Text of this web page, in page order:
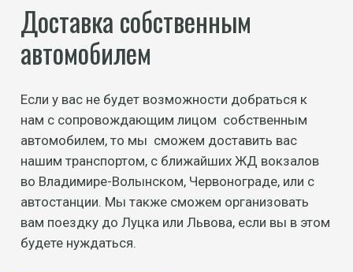
Доставка собственным
автомобилем
Если у вас не будет возможности добраться к
нам с сопровождающим лицом собственным
автомобилем, то мы сможем доставить вас
нашим транспортом, с ближайших ЖД вокзалов
во Владимире-Волынском, Червонограде, или с
автостанции. Мы также сможем организовать
вам поездку до Луцка или Львова, если вы в этом
будете нуждаться.